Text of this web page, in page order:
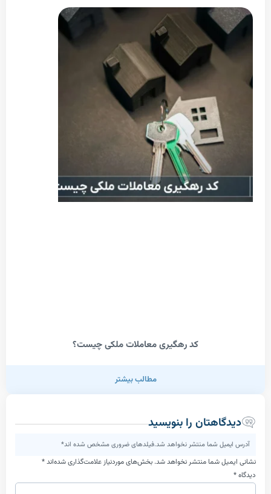
کد رهگیری معاملات ملکی چیست؟
را بنویسید
شما منتشر نخواهد شد.فیلدهای ضروری مشخص شده اند*
شما منتشر نخواهد شد.بخش‌های موردنیاز علامت‌گذاری شده‌اند*